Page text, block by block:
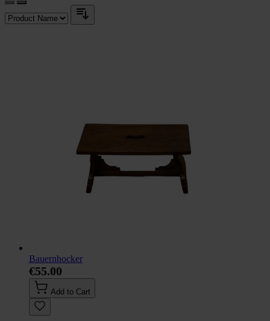
Bauernhocker
€55.00
Add to Cart